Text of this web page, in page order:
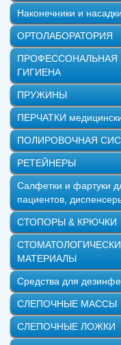
Наконечники и насадки
ОРТОЛАБОРАТОРИЯ
ПРОФЕССОНАЛЬНАЯ
ГИГИЕНА
ПРУЖИНЫ
ПЕРЧАТКИ
ПОЛИРОВОЧНАЯ
РЕТЕЙНЕРЫ
Салфетки и фартуки
пациентов,
СТОПОРЫ & КРЮЧКИ
МАТЕРИАЛЫ
Средства для
СЛЕПОЧНЫЕ МАССЫ
СЛЕПОЧНЫЕ ЛОЖКИ